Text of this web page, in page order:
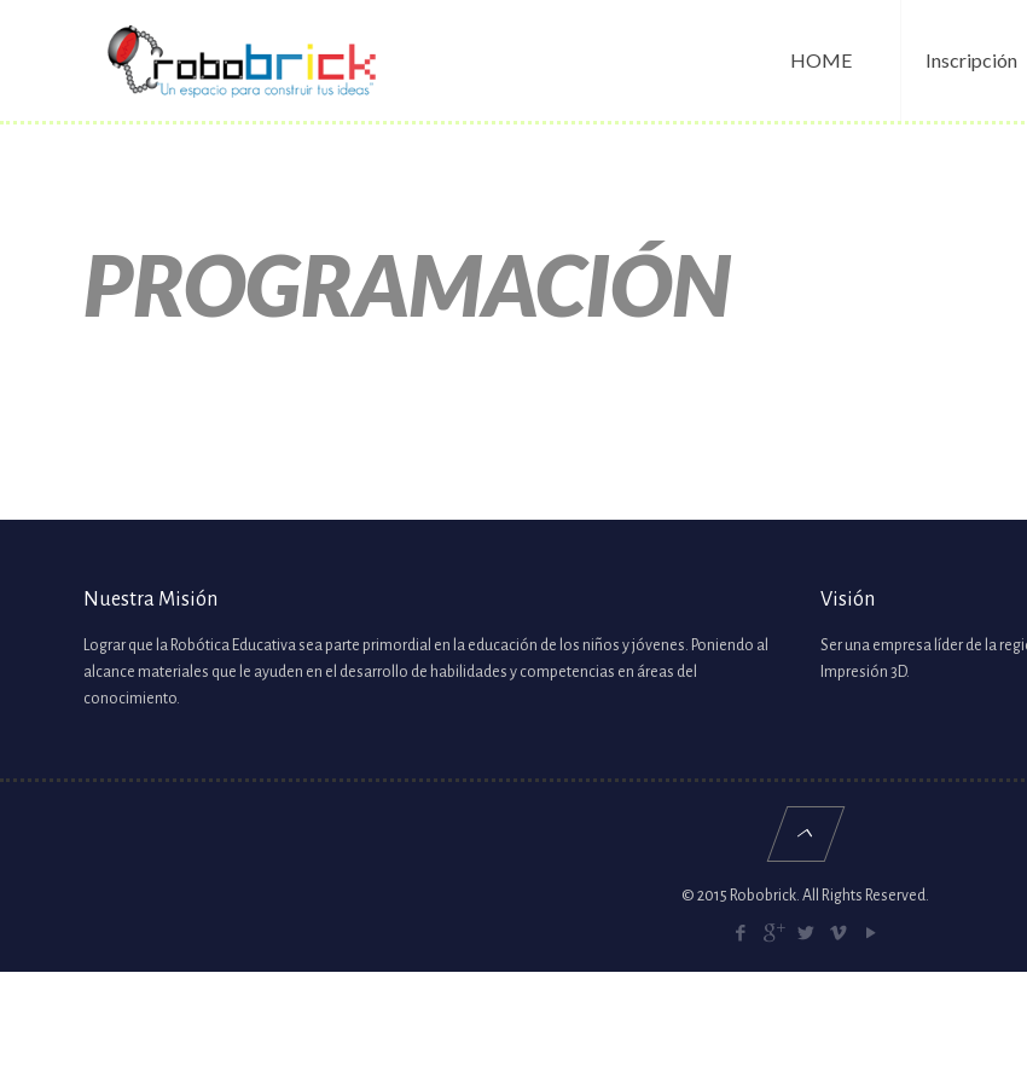
HOME Inscripción
PROGRAMACIÓN
Nuestra Misión
Lograr que la Robótica Educativa sea parte primordial en la educación de los niños y jóvenes. Poniendo al
alcance materiales que le ayuden en el desarrollo de habilidades y competencias en áreas del
conocimiento.
Visión
Ser una empresa líder de la
Impresión 3D.
© 2015 Robobrick. All Rights Reserved.